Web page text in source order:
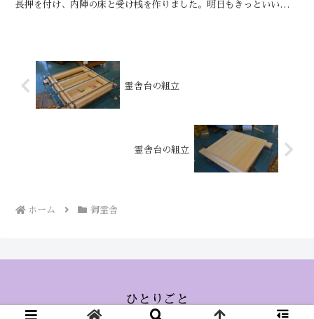
長押を付け、内陣の床と受け桟を作りました。明日もきっといい日で
霊舎台の組立
霊舎台の組立
ホーム 御霊舎
ひとりごと